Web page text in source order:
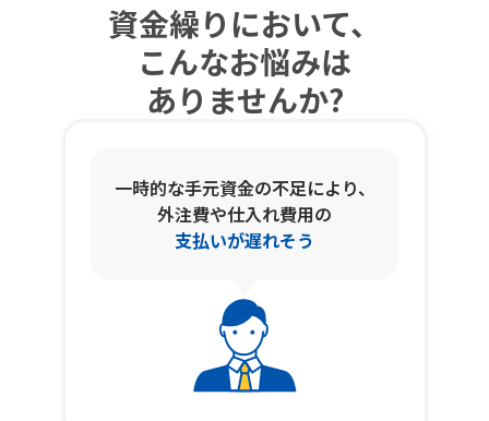
資金繰りにおいて、
こんなお悩みは
ありませんか?
一時的な手元資金の不足により、
外注費や仕入れ費用の
支払いが遅れそう